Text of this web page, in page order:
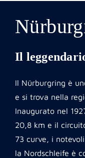
Il
Il Nürburgring è
e si trova nella
Inaugurato nel
20,8 km e il
73 curve, i
la Nordschleife è